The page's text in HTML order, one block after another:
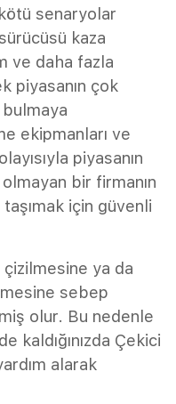
senaryolar
kaza
ve daha fazla
piyasanın çok
ekipmanları ve
piyasanın
bir firmanın
taşımak için güvenli
çizilmesine ya da
sebep
olur. Bu nedenle
kaldığınızda Çekici
alarak